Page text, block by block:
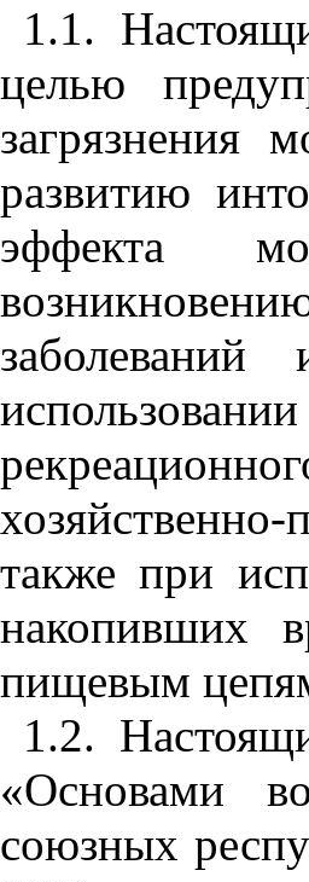
1.1.
целью
загрязнения
развитию
эффекта
также при
накопивших
пищевым
1.2.
«Основами
союзных